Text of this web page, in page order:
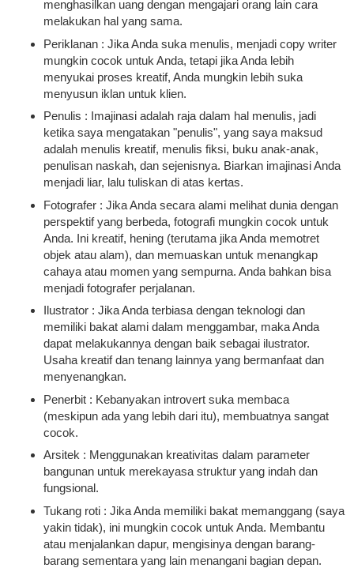
menghasilkan uang dengan mengajari orang lain cara
melakukan hal yang sama.
Periklanan : Jika Anda suka menulis, menjadi copy writer
mungkin cocok untuk Anda, tetapi jika Anda lebih
menyukai proses kreatif, Anda mungkin lebih suka
menyusun iklan untuk klien.
Penulis : Imajinasi adalah raja dalam hal menulis, jadi
ketika saya mengatakan "penulis", yang saya maksud
adalah menulis kreatif, menulis fiksi, buku anak-anak,
penulisan naskah, dan sejenisnya. Biarkan imajinasi Anda
menjadi liar, lalu tuliskan di atas kertas.
Fotografer : Jika Anda secara alami melihat dunia dengan
perspektif yang berbeda, fotografi mungkin cocok untuk
Anda. Ini kreatif, hening (terutama jika Anda memotret
objek atau alam), dan memuaskan untuk menangkap
cahaya atau momen yang sempurna. Anda bahkan bisa
menjadi fotografer perjalanan.
Ilustrator : Jika Anda terbiasa dengan teknologi dan
memiliki bakat alami dalam menggambar, maka Anda
dapat melakukannya dengan baik sebagai ilustrator.
Usaha kreatif dan tenang lainnya yang bermanfaat dan
menyenangkan.
Penerbit : Kebanyakan introvert suka membaca
(meskipun ada yang lebih dari itu), membuatnya sangat
cocok.
Arsitek : Menggunakan kreativitas dalam parameter
bangunan untuk merekayasa struktur yang indah dan
fungsional.
Tukang roti : Jika Anda memiliki bakat memanggang (saya
yakin tidak), ini mungkin cocok untuk Anda. Membantu
atau menjalankan dapur, mengisinya dengan barang-
barang sementara yang lain menangani bagian depan.